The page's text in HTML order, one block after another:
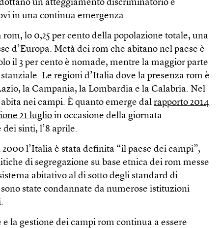
un atteggiamento discriminatorio e
in una continua emergenza.
lo 0,25 per cento della popolazione totale, una
d’Europa. Metà dei rom che abitano nel paese è
il 3 per cento è nomade, mentre la maggior parte
Le regioni d’Italia dove la presenza rom è
la Campania, la Lombardia e la Calabria. Nel
nei campi. È quanto emerge dalrapporto 2014
21 luglio in occasione della giornata
sinti, l’8 aprile.
2000 l’Italia è stata definita “il paese dei campi”,
di segregazione su base etnica dei rom messe
abitativo al di sotto degli standard di
state condannate da numerose istituzioni
la gestione dei campi rom continua a essere